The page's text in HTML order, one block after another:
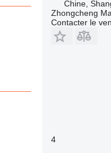
Chine,
Zhongcheng
Contacter le
4